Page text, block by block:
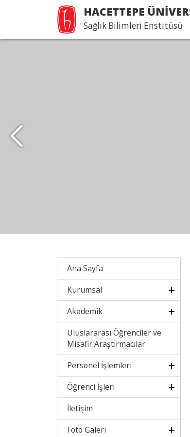
HACETTEPE
Sağlık Bilimleri Enstitüsü
Ana Sayfa
Kurumsal
Akademik
Uluslararası Öğrenciler ve
Misafir Araştırmacılar
Personel İşlemleri
Öğrenci İşleri
İletişim
Foto Galeri